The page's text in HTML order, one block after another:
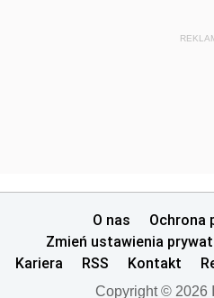
O nas
Ochrona
Zmień ustawienia
Kariera
RSS Kontakt
Copyright © 2026